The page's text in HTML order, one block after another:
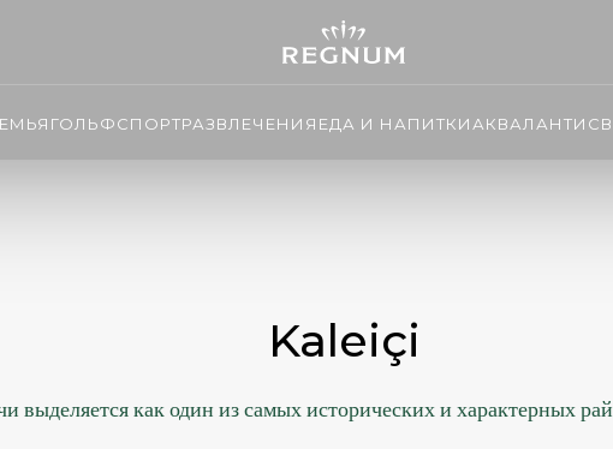
ГОЛЬФСПОРТРАЗВЛЕЧЕНИЯ ЕДА И НАПИТКИ АКВАЛАНТИС
Kaleiçi
выделяется как один из самых исторических и характерных